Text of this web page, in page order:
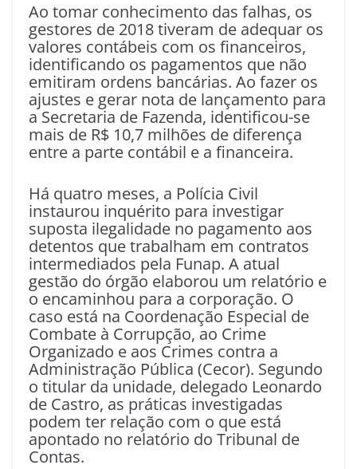
Ao tomar conhecimento das falhas, os
gestores de 2018 tiveram de adequar os
valores contábeis com os financeiros,
identificando os pagamentos que não
emitiram ordens bancárias. Ao fazer os
ajustes e gerar nota de lançamento para
a Secretaria de Fazenda, identificou-se
mais de R$ 10,7 milhões de diferença
entre a parte contábil e a financeira.
Há quatro meses, a Polícia Civil
instaurou inquérito para investigar
suposta ilegalidade no pagamento aos
detentos que trabalham em contratos
intermediados pela Funap. A atual
gestão do órgão elaborou um relatório e
o encaminhou para a corporação. O
caso está na Coordenação Especial de
Combate à Corrupção, ao Crime
Organizado e aos Crimes contra a
Administração Pública (Cecor). Segundo
o titular da unidade, delegado Leonardo
de Castro, as práticas investigadas
podem ter relação com o que está
apontado no relatório do Tribunal de
Contas.